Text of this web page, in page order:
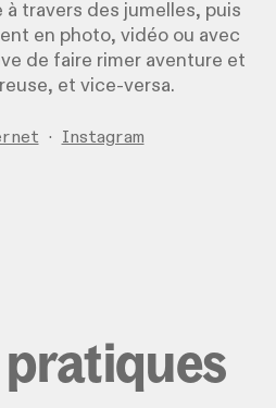
travers des jumelles, puis
en photo, vidéo ou avec
de faire rimer aventure et
et vice-versa.
· Instagram